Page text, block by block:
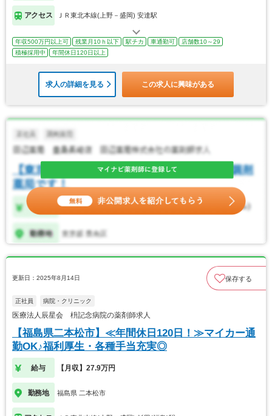
アクセス ＪＲ東北本線(上野－盛岡) 安達駅
年収500万円以上可 残業月10ｈ以下 駅チカ 車通勤可
店舗数10～29
積極採用中
年間休日120日以上
求人の詳細を見る この求人に興味がある
更新日：2025年8月14日 保存する
正社員 病院・クリニック
医療法人辰星会 枡記念病院の薬剤師求人
【福島県二本松市】≪年間休日120日！≫マイカー通
勤OK♪福利厚生・各種手当充実◎
給与 【月収】27.9万円
勤務地 福島県 二本松市